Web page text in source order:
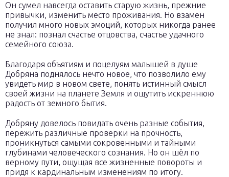
Он сумел навсегда оставить старую жизнь, прежние
привычки, изменить место проживания. Но взамен
получил много новых эмоций, которых никогда ранее
не знал: познал счастье отцовства, счастье удачного
семейного союза.
Благодаря объятиям и поцелуям малышей в душе
Добряна поднялось нечто новое, что позволило ему
увидеть мир в новом свете, понять истинный смысл
своей жизни на планете Земля и ощутить искреннюю
радость от земного бытия.
Добряну довелось повидать очень разные события,
пережить различные проверки на прочность,
проникнуться самыми сокровенными и тайными
глубинами человеческого сознания. Но он шёл по
верному пути, ощущая все жизненные повороты и
придя к кардинальным изменениям по итогу.